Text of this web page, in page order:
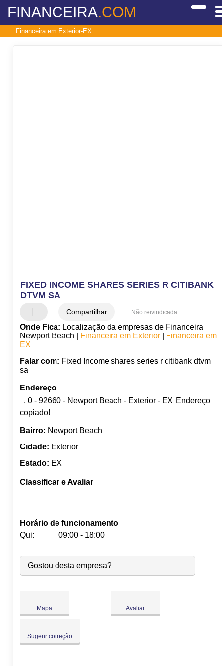
FINANCEIRA.COM
Financeira em Exterior-EX
FIXED INCOME SHARES SERIES R CITIBANK
DTVM SA
Compartilhar Não reivindicada
Onde Fica: Localização da empresas de Financeira
Newport Beach |
Financeira em Exterior|
Financeira em
EX
Falar com: Fixed Income shares series r citibank dtvm
sa
Endereço
, 0 - 92660 - Newport Beach - Exterior - EX Endereço
copiado!
Bairro: Newport Beach
Cidade: Exterior
Estado: EX
Classificar e Avaliar
Horário de funcionamento
Qui:
09:00 - 18:00
Seg: 09:00-18:00
Ter:
09:00-18:00
Qua:
09:00-18:00
Sáb:
Fechado
Gostou desta empresa?
Mapa Avaliar
Sugerir correção